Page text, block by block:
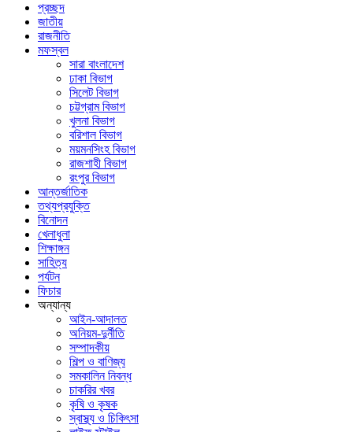
প্রচ্ছদ
জাতীয়
রাজনীতি
মফস্বল
সারা বাংলাদেশ
ঢাকা বিভাগ
সিলেট বিভাগ
চট্টগ্রাম বিভাগ
খুলনা বিভাগ
বরিশাল বিভাগ
ময়মনসিংহ বিভাগ
রাজশাহী বিভাগ
রংপুর বিভাগ
আন্তর্জাতিক
তথ্যপ্রযুক্তি
বিনোদন
খেলাধুলা
শিক্ষাঙ্গন
সাহিত্য
পর্যটন
ফিচার
অন্যান্য
আইন-আদালত
অনিয়ম-দুর্নীতি
সম্পাদকীয়
শিল্প ও বাণিজ্য
সমকালিন নিবন্ধ
চাকরির খবর
কৃষি ও কৃষক
স্বাস্থ্য ও চিকিৎসা